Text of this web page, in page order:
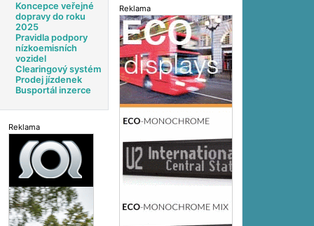
Koncepce veřejné
dopravy do roku
2025
Pravidla podpory
nízkoemisních
vozidel
Clearingový systém
Prodej jízdenek
Busportál inzerce
Reklama
Reklama